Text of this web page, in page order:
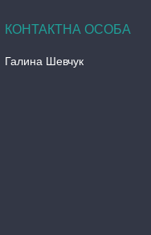
Галина Шевчук